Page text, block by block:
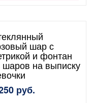
шар с
и фонтан
шаров на выписку
руб.